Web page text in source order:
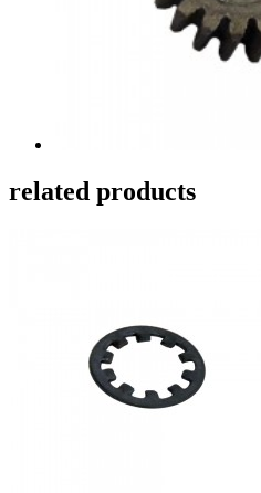
related products